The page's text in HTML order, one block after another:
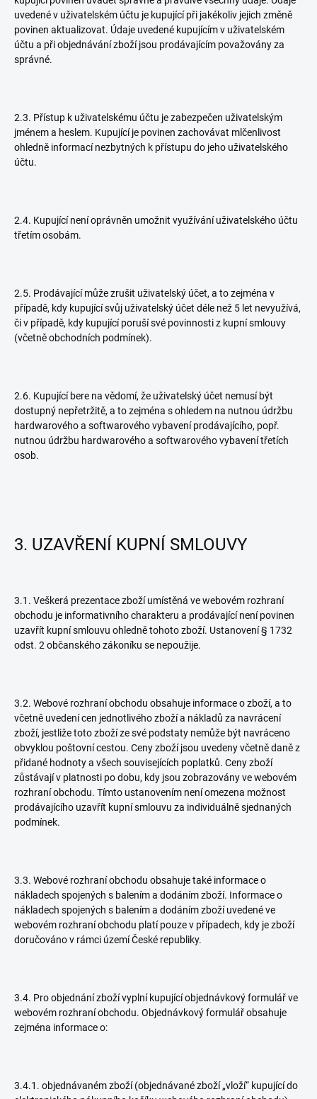
uvedené v uživatelském účtu je kupující při jakékoliv jejich změně
povinen aktualizovat. Údaje uvedené kupujícím v uživatelském
účtu a při objednávání zboží jsou prodávajícím považovány za
správné.
2.3. Přístup k uživatelskému účtu je zabezpečen uživatelským
jménem a heslem. Kupující je povinen zachovávat mlčenlivost
ohledně informací nezbytných k přístupu do jeho uživatelského
účtu.
2.4. Kupující není oprávněn umožnit využívání uživatelského účtu
třetím osobám.
2.5. Prodávající může zrušit uživatelský účet, a to zejména v
případě, kdy kupující svůj uživatelský účet déle než 5 let nevyužívá,
či v případě, kdy kupující poruší své povinnosti z kupní smlouvy
(včetně obchodních podmínek).
2.6. Kupující bere na vědomí, že uživatelský účet nemusí být
dostupný nepřetržitě, a to zejména s ohledem na nutnou údržbu
hardwarového a softwarového vybavení prodávajícího, popř.
nutnou údržbu hardwarového a softwarového vybavení třetích
osob.
3. UZAVŘENÍ KUPNÍ SMLOUVY
3.1. Veškerá prezentace zboží umístěná ve webovém rozhraní
obchodu je informativního charakteru a prodávající není povinen
uzavřít kupní smlouvu ohledně tohoto zboží. Ustanovení § 1732
odst. 2 občanského zákoníku se nepoužije.
3.2. Webové rozhraní obchodu obsahuje informace o zboží, a to
včetně uvedení cen jednotlivého zboží a nákladů za navrácení
zboží, jestliže toto zboží ze své podstaty nemůže být navráceno
obvyklou poštovní cestou. Ceny zboží jsou uvedeny včetně daně z
přidané hodnoty a všech souvisejících poplatků. Ceny zboží
zůstávají v platnosti po dobu, kdy jsou zobrazovány ve webovém
rozhraní obchodu. Tímto ustanovením není omezena možnost
prodávajícího uzavřít kupní smlouvu za individuálně sjednaných
podmínek.
3.3. Webové rozhraní obchodu obsahuje také informace o
nákladech spojených s balením a dodáním zboží. Informace o
nákladech spojených s balením a dodáním zboží uvedené ve
webovém rozhraní obchodu platí pouze v případech, kdy je zboží
doručováno v rámci území České republiky.
3.4. Pro objednání zboží vyplní kupující objednávkový formulář ve
webovém rozhraní obchodu. Objednávkový formulář obsahuje
zejména informace o:
3.4.1. objednávaném zboží (objednávané zboží „vloží“ kupující do